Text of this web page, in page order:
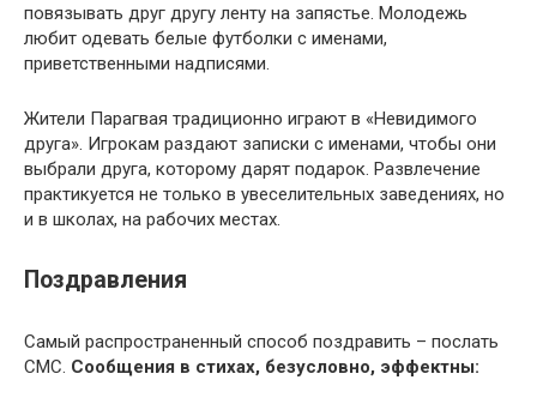
повязывать друг другу ленту на запястье. Молодежь
любит одевать белые футболки с именами,
приветственными надписями.
Жители Парагвая традиционно играют в «Невидимого
друга». Игрокам раздают записки с именами, чтобы они
выбрали друга, которому дарят подарок. Развлечение
практикуется не только в увеселительных заведениях, но
и в школах, на рабочих местах.
Поздравления
Самый распространенный способ поздравить – послать
СМС. Сообщения в стихах, безусловно, эффектны: